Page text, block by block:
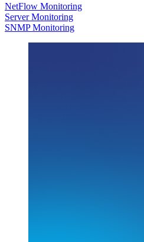
NetFlow Monitoring
Server Monitoring
SNMP Monitoring